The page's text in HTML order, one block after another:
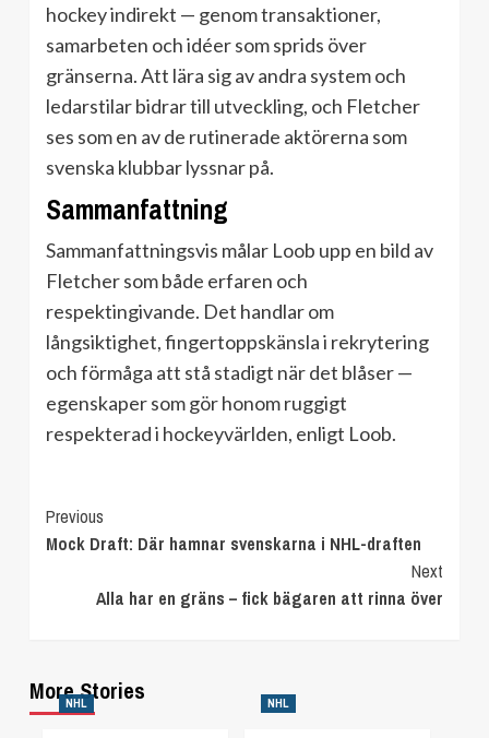
hockey indirekt — genom transaktioner,
samarbeten och idéer som sprids över
gränserna. Att lära sig av andra system och
ledarstilar bidrar till utveckling, och Fletcher
ses som en av de rutinerade aktörerna som
svenska klubbar lyssnar på.
Sammanfattning
Sammanfattningsvis målar Loob upp en bild av
Fletcher som både erfaren och
respektingivande. Det handlar om
långsiktighet, fingertoppskänsla i rekrytering
och förmåga att stå stadigt när det blåser —
egenskaper som gör honom ruggigt
respekterad i hockeyvärlden, enligt Loob.
Continue
Reading
Previous
Mock Draft: Där hamnar svenskarna i NHL-draften
Next
Alla har en gräns – fick bägaren att rinna över
More Stories
NHL NHL